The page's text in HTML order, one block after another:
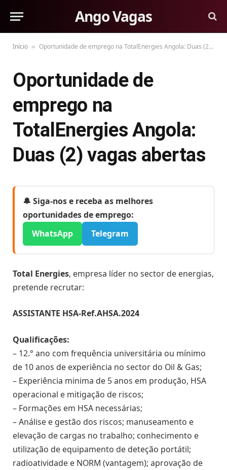
Ango Vagas
Início » Oportunidade de emprego na TotalEnergies Angola: Duas (2) vagas abertas
Oportunidade de
emprego na
TotalEnergies Angola:
Duas (2) vagas abertas
🔔 Siga-nos e receba as melhores
oportunidades de emprego:
WhatsApp
Telegram
Total Energies, empresa líder no sector de energias,
pretende recrutar:
ASSISTANTE HSA-Ref.AHSA.2024
Qualificações:
– 12.° ano com frequência universitária ou mínimo
de 10 anos de experiência no sector do Oil & Gas;
– Experiência minima de 5 anos em produção, HSA
operacional e mitigação de riscos;
– Formações em HSA necessárias;
– Análise e gestão dos riscos; manuseamento e
elevação de cargas no trabalho; conhecimento e
utilização de equipamento de deteção portátil;
radioatividade e NORM (vantagem); aprovação de